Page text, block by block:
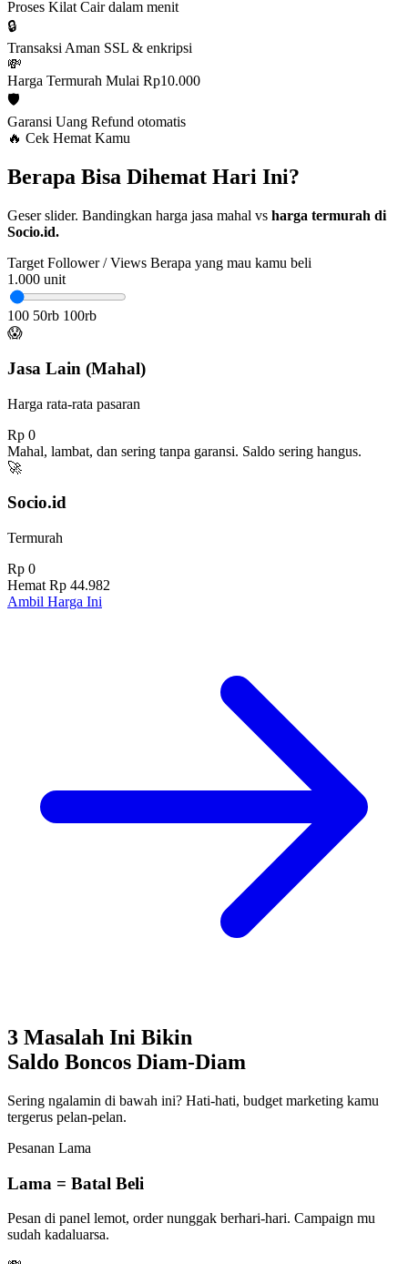
Proses Kilat Cair dalam menit
🔒
Transaksi Aman SSL & enkripsi
💸
Harga Termurah Mulai Rp10.000
🛡️
Garansi Uang Refund otomatis
🔥 Cek Hemat Kamu
Berapa Bisa Dihemat Hari Ini?
Geser slider. Bandingkan harga jasa mahal vs harga termurah di
Socio.id.
Target Follower / Views Berapa yang mau kamu beli
1.000 unit
100 50rb 100rb
😱
Jasa Lain (Mahal)
Harga rata-rata pasaran
Rp 0
Mahal, lambat, dan sering tanpa garansi. Saldo sering hangus.
🚀
Socio.id
Termurah
Rp 0
Hemat Rp 44.982
Ambil Harga Ini
3 Masalah Ini Bikin
Saldo Boncos Diam-Diam
Sering ngalamin di bawah ini? Hati-hati, budget marketing kamu
tergerus pelan-pelan.
Pesanan Lama
Lama = Batal Beli
Pesan di panel lemot, order nunggak berhari-hari. Campaign mu
sudah kadaluarsa.